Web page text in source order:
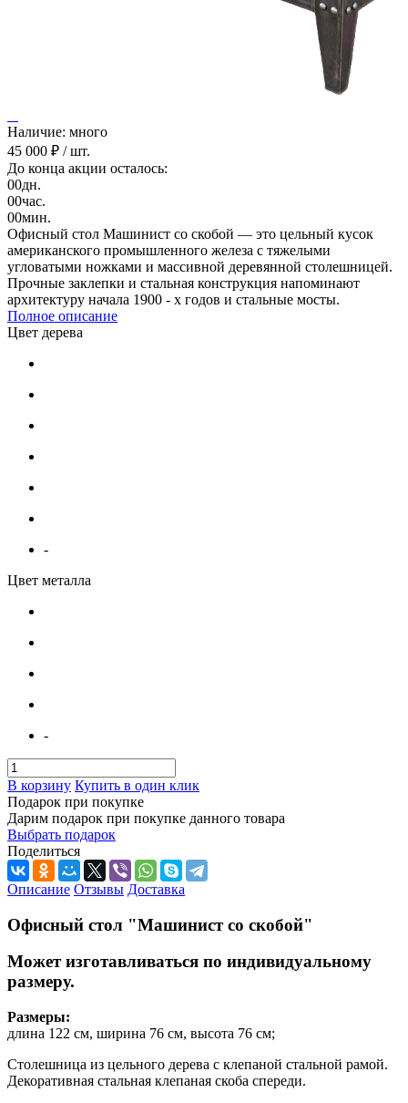
Наличие: много
45 000 ₽ / шт.
До конца акции осталось:
00дн.
00час.
00мин.
Офисный стол Машинист со скобой — это цельный кусок
американского промышленного железа с тяжелыми
угловатыми ножками и массивной деревянной столешницей.
Прочные заклепки и стальная конструкция напоминают
архитектуру начала 1900 - х годов и стальные мосты.
Полное описание
Цвет дерева
-
Цвет металла
-
В корзину Купить в один клик
Подарок при покупке
Дарим подарок при покупке данного товара
Выбрать подарок
Поделиться
Описание Отзывы Доставка
Офисный стол "Машинист со скобой"
Может изготавливаться по индивидуальному
размеру.
Размеры:
длина 122 см, ширина 76 см, высота 76 см;
Столешница из цельного дерева с клепаной стальной рамой.
Декоративная стальная клепаная скоба спереди.